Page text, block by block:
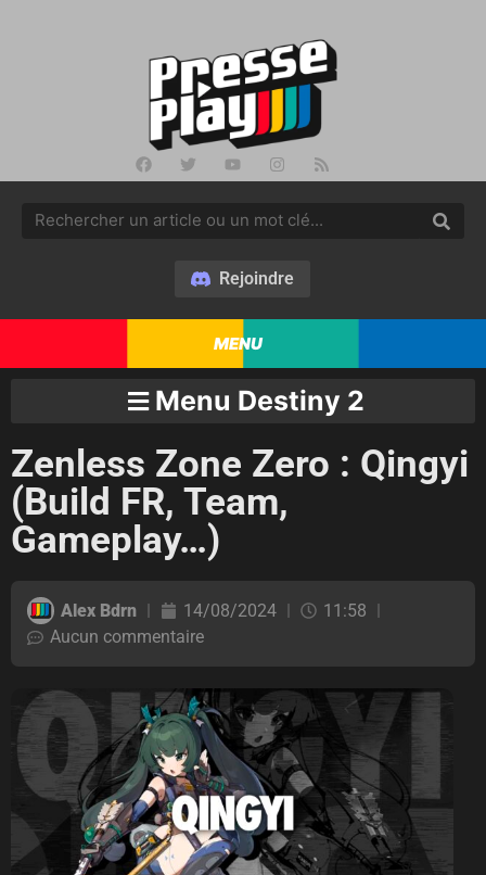
Rejoindre
MENU
Menu Destiny 2
Zenless Zone Zero : Qingyi
(Build FR, Team,
Gameplay…)
Alex Bdrn 14/08/2024
11:58
Aucun commentaire